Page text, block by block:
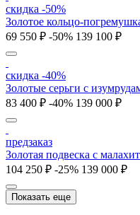
скидка -50%
Золотое кольцо-
69 550 ₽ -50% 139 100 ₽
скидка -40%
Золотые серьги с
83 400 ₽ -40% 139 000 ₽
предзаказ
Золотая подвеска с
104 250 ₽ -25% 139 000 ₽
Показать еще